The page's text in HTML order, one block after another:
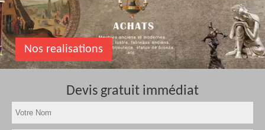
Nos realisations
Devis gratuit immédiat